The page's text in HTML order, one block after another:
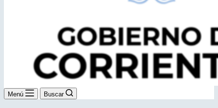
Menú Buscar